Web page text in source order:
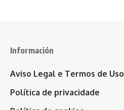
Información
Aviso Legal e Termos de Uso
Política de privacidade